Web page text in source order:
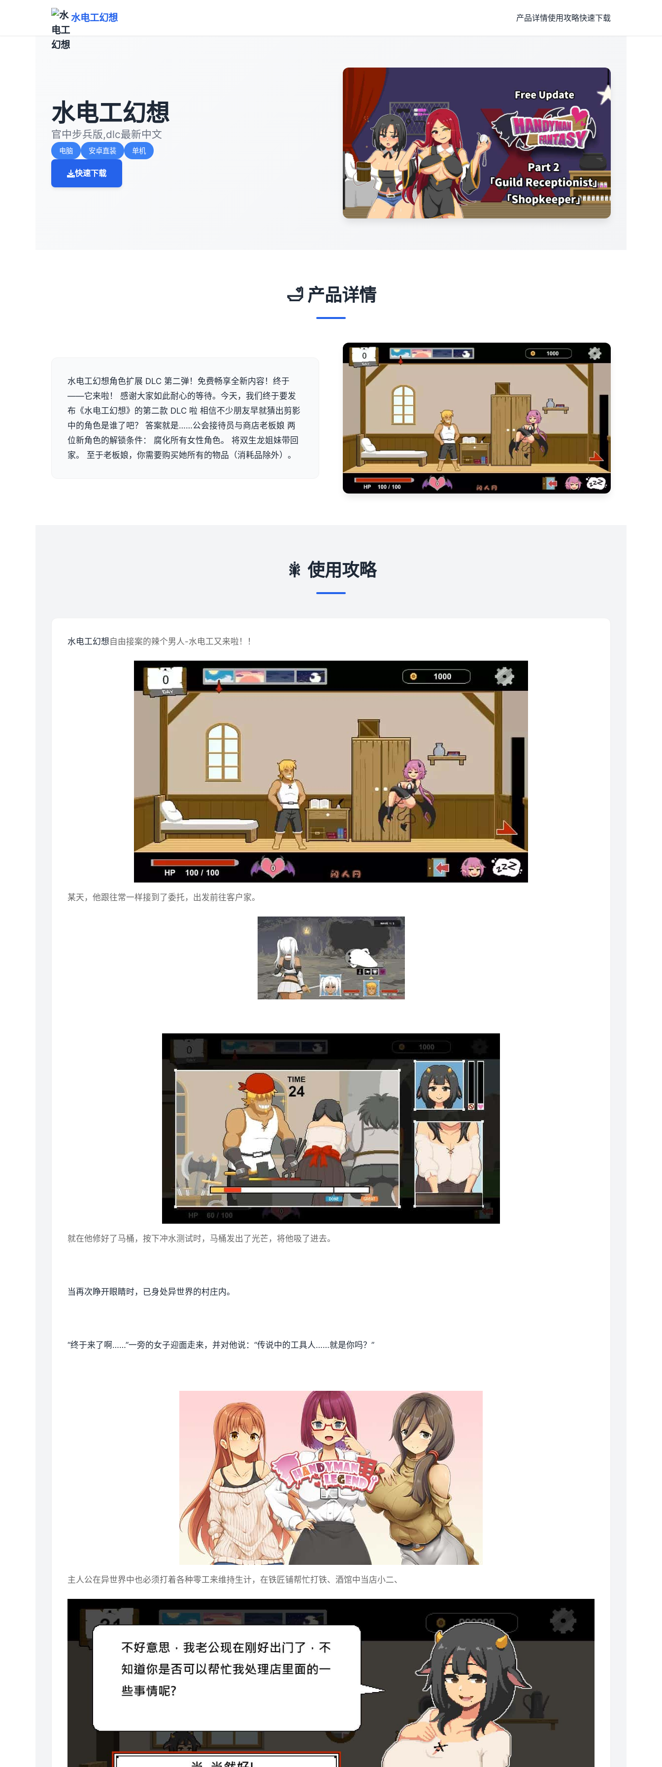
水电工幻想 产品详情使用攻略快速下载
水电工幻想
官中步兵版,dlc最新中文
电脑 安卓直装 单机
快速下载
🛁 产品详情
水电工幻想角色扩展 DLC 第二弹！免费畅享全新内容！终于
——它来啦！ 感谢大家如此耐心的等待。今天，我们终于要发
布《水电工幻想》的第二款 DLC 啦 相信不少朋友早就猜出剪影
中的角色是谁了吧？ 答案就是……公会接待员与商店老板娘 两
位新角色的解锁条件： 腐化所有女性角色。 将双生龙姐妹带回
家。 至于老板娘，你需要购买她所有的物品（消耗品除外）。
🎇 使用攻略
水电工幻想自由接案的辣个男人-水电工又来啦！！
某天，他跟往常一样接到了委托，出发前往客户家。
就在他修好了马桶，按下冲水测试时，马桶发出了光芒，将他吸了进去。
当再次睁开眼睛时，已身处异世界的村庄内。
“终于来了啊……”一旁的女子迎面走来，并对他说：“传说中的工具人……就是你吗？”
主人公在异世界中也必须打着各种零工来维持生计，在铁匠铺帮忙打铁、酒馆中当店小二、